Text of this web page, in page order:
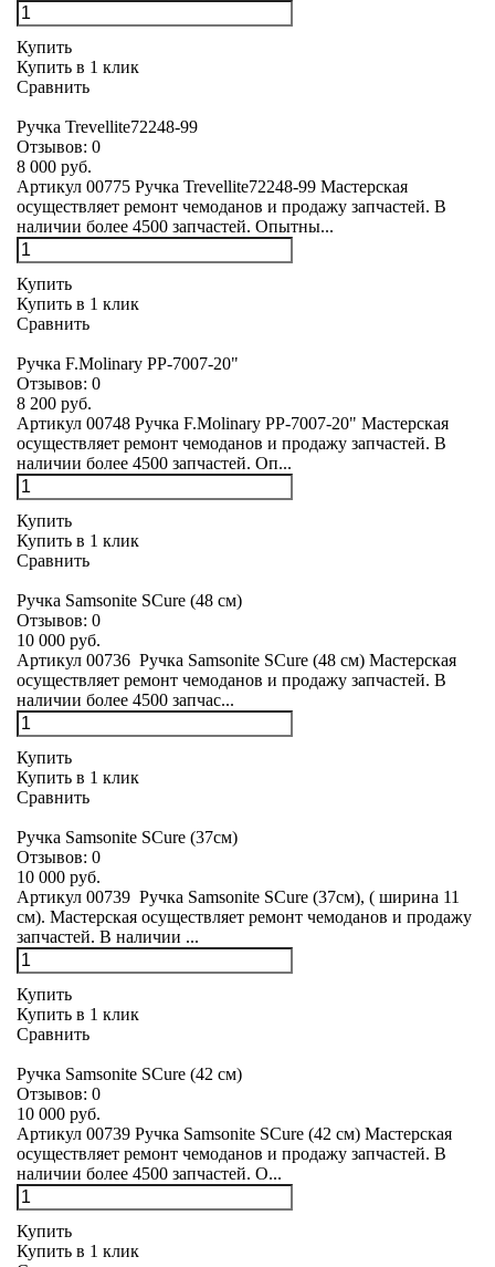
Купить
Купить в 1 клик
Сравнить
Ручка Trevellite72248-99
Отзывов: 0
8 000 руб.
Артикул 00775 Ручка Trevellite72248-99 Мастерская
осуществляет ремонт чемоданов и продажу запчастей. В
наличии более 4500 запчастей. Опытны...
Купить
Купить в 1 клик
Сравнить
Ручка F.Molinary PP-7007-20"
Отзывов: 0
8 200 руб.
Артикул 00748 Ручка F.Molinary PP-7007-20" Мастерская
осуществляет ремонт чемоданов и продажу запчастей. В
наличии более 4500 запчастей. Оп...
Купить
Купить в 1 клик
Сравнить
Ручка Samsonite SCure (48 см)
Отзывов: 0
10 000 руб.
Артикул 00736 Ручка Samsonite SCure (48 см) Мастерская
осуществляет ремонт чемоданов и продажу запчастей. В
наличии более 4500 запчас...
Купить
Купить в 1 клик
Сравнить
Ручка Samsonite SCure (37см)
Отзывов: 0
10 000 руб.
Артикул 00739 Ручка Samsonite SCure (37см), ( ширина 11
см). Мастерская осуществляет ремонт чемоданов и продажу
запчастей. В наличии ...
Купить
Купить в 1 клик
Сравнить
Ручка Samsonite SCure (42 см)
Отзывов: 0
10 000 руб.
Артикул 00739 Ручка Samsonite SCure (42 см) Мастерская
осуществляет ремонт чемоданов и продажу запчастей. В
наличии более 4500 запчастей. О...
Купить
Купить в 1 клик